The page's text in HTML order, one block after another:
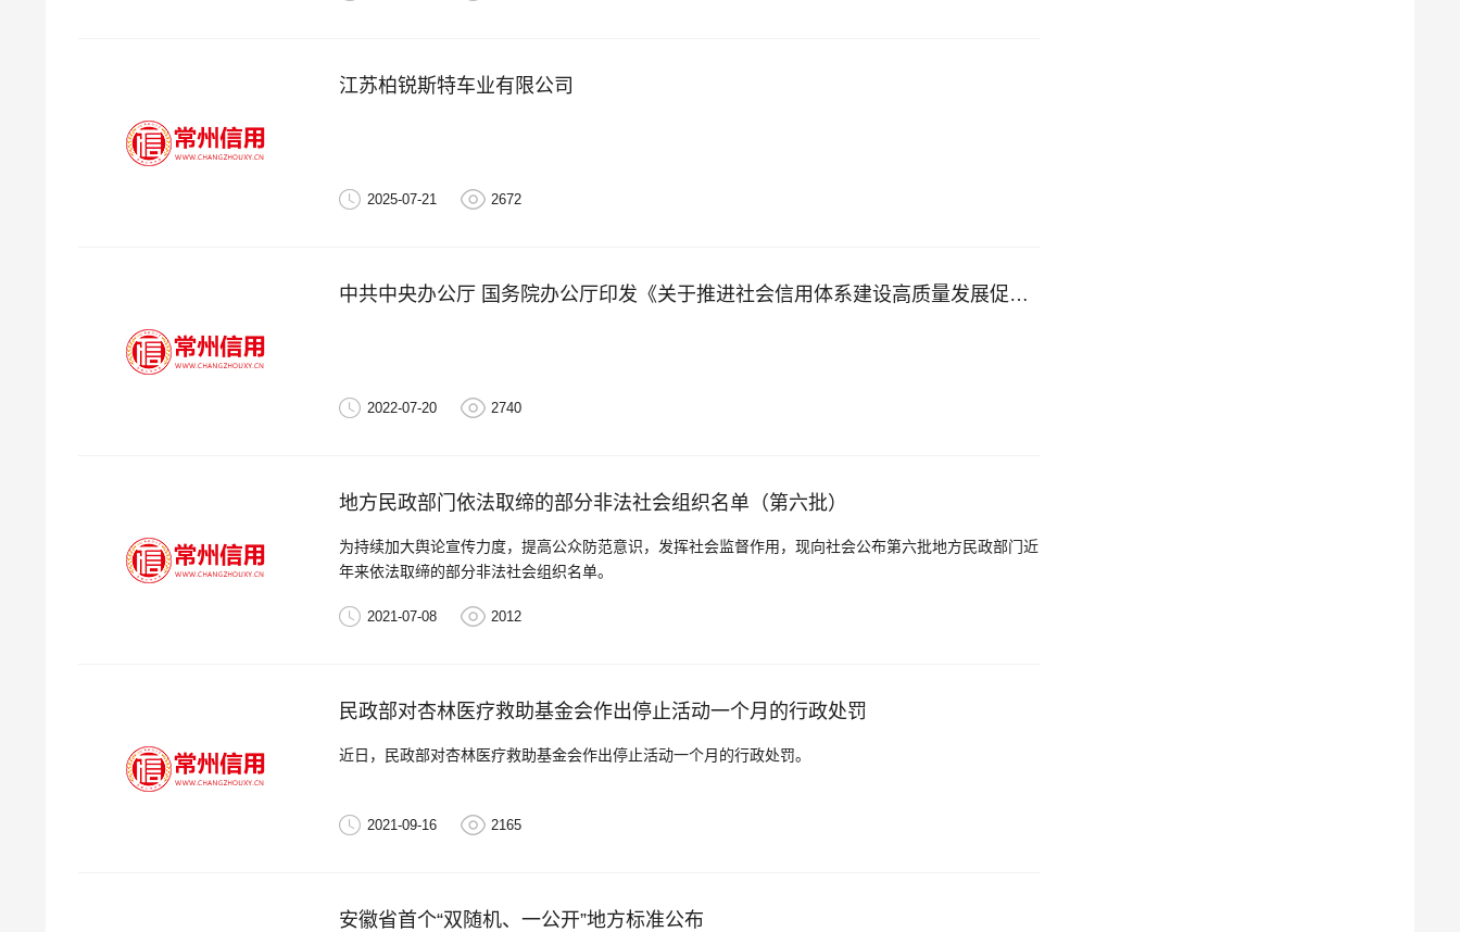
江苏柏锐斯特车业有限公司
2025-07-21 2672
中共中央办公厅 国务院办公厅印发《关于推进社会信用体系建设高质量发展促进形成新发展格局的意见》
2022-07-20 2740
地方民政部门依法取缔的部分非法社会组织名单（第六批）
为持续加大舆论宣传力度，提高公众防范意识，发挥社会监督作用，现向社会公布第六批地方民政部门近
年来依法取缔的部分非法社会组织名单。
2021-07-08 2012
民政部对杏林医疗救助基金会作出停止活动一个月的行政处罚
近日，民政部对杏林医疗救助基金会作出停止活动一个月的行政处罚。
2021-09-16 2165
安徽省首个“双随机、一公开”地方标准公布